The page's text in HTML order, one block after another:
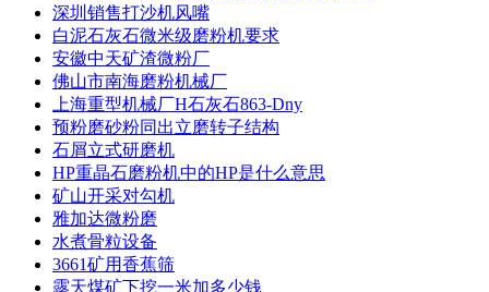
深圳销售打沙机风嘴
白泥石灰石微米级磨粉机要求
安徽中天矿渣微粉厂
佛山市南海磨粉机械厂
上海重型机械厂H石灰石863-Dny
预粉磨砂粉同出立磨转子结构
石屑立式研磨机
HP重晶石磨粉机中的HP是什么意思
矿山开采对勾机
雅加达微粉磨
水煮骨粒设备
3661矿用香蕉筛
露天煤矿下挖一米加多少钱